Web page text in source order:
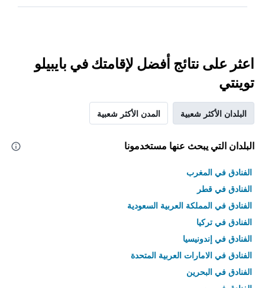
اعثر على نتائج أفضل لإقامتك في بايبيلو
توينتي
البلدان الأكثر شعبية المدن الأكثر شعبية
البلدان التي يبحث عنها مستخدمونا
الفنادق في المغرب
الفنادق في قطر
الفنادق في المملكة العربية السعودية
الفنادق في تركيا
الفنادق في إندونيسيا
الفنادق في الامارات العربية المتحدة
الفنادق في البحرين